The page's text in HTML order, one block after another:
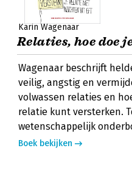
Karin Wagenaar
Relaties, hoe doe
Wagenaar beschrijft
veilig, angstig en
volwassen relaties en
relatie kunt versterken.
wetenschappelijk
Boek bekijken